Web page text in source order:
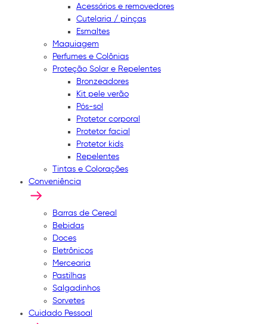
Acessórios e removedores
Cutelaria / pinças
Esmaltes
Maquiagem
Perfumes e Colônias
Proteção Solar e Repelentes
Bronzeadores
Kit pele verão
Pós-sol
Protetor corporal
Protetor facial
Protetor kids
Repelentes
Tintas e Colorações
Conveniência
Barras de Cereal
Bebidas
Doces
Eletrônicos
Mercearia
Pastilhas
Salgadinhos
Sorvetes
Cuidado Pessoal